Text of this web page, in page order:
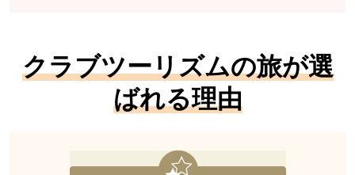
クラブツーリズムの旅が選
ばれる理由